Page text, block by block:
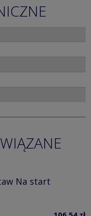
Na start